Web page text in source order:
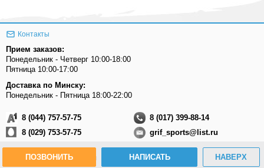
Контакты
Прием заказов:
Понедельник - Четверг 10:00-18:00
Пятница 10:00-17:00
Доставка по Минску:
Понедельник - Пятница 18:00-22:00
8 (044) 757-57-75
8 (029) 753-57-75
8 (017) 399-88-14
grif_sports@list.ru
Присоединяйтесь к нам
ПОЗВОНИТЬ НАПИСАТЬ НАВЕРХ